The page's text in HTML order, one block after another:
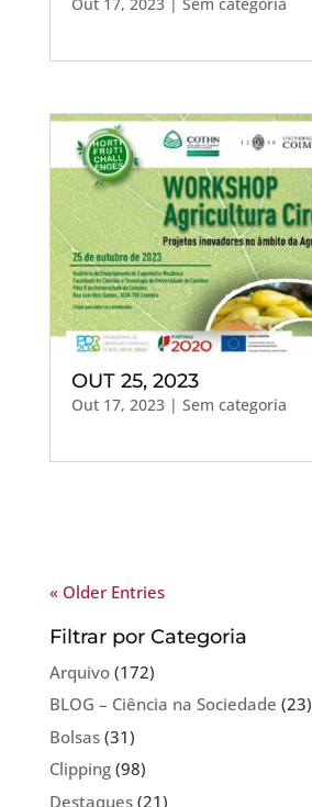
OUT 25, 2023
Out 17, 2023| Sem categoria
« Older Entries
Filtrar por Categoria
Arquivo(172)
BLOG – Ciência na Sociedade (23)
Bolsas(31)
Clipping(98)
Destaques(21)